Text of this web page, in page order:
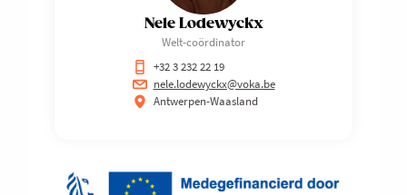
Nele Lodewyckx
Welt-coördinator
+32 3 232 22 19
nele.lodewyckx@voka.be
Antwerpen-Waasland